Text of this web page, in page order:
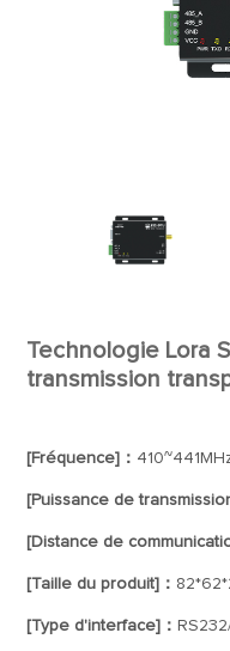
Technologie Lora
transmission
[Fréquence]：
[Puissance de
[Distance de
[Taille du produit]：
[Type d'interface]：